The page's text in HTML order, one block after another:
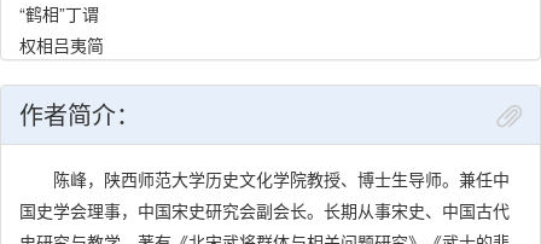
“鹤相”丁谓
权相吕夷简
庸将张耆与杨崇勋
诗书之将刘平
儒将张亢
大帅狄青
边臣王韶
作者简介：
陈峰，陕西师范大学历史文化学院教授、博士生导师。兼任中
国史学会理事，中国宋史研究会副会长。长期从事宋史、中国古代